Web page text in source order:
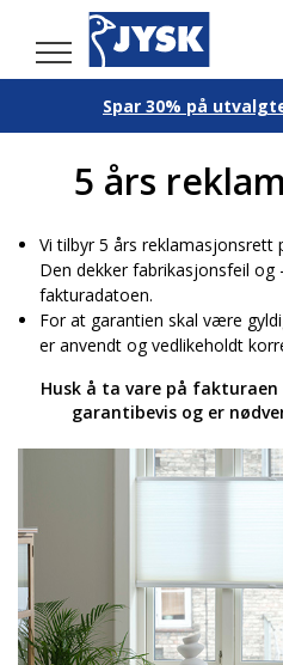
Spar 30% på
5 års
Vi tilbyr 5 års reklamasjonsrett
Den dekker fabrikasjonsfeil
fakturadatoen.
For at garantien skal være
er anvendt og vedlikeholdt
Husk å ta vare på
garantibevis og er